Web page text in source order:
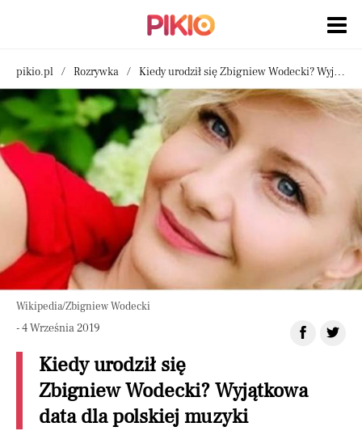
pikio.pl Rozrywka Kiedy urodził się Zbigniew Wodecki? Wyjątkowa data dla polskiej muzyki
Wikipedia/Zbigniew Wodecki
- 4 Września 2019
Kiedy urodził się
Zbigniew Wodecki? Wyjątkowa
data dla polskiej muzyki